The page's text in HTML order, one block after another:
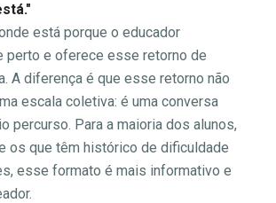
está porque o educador
perto e oferece esse retorno de
A diferença é que esse retorno não
escala coletiva: é uma conversa
percurso. Para a maioria dos alunos,
os que têm histórico de dificuldade
esse formato é mais informativo e